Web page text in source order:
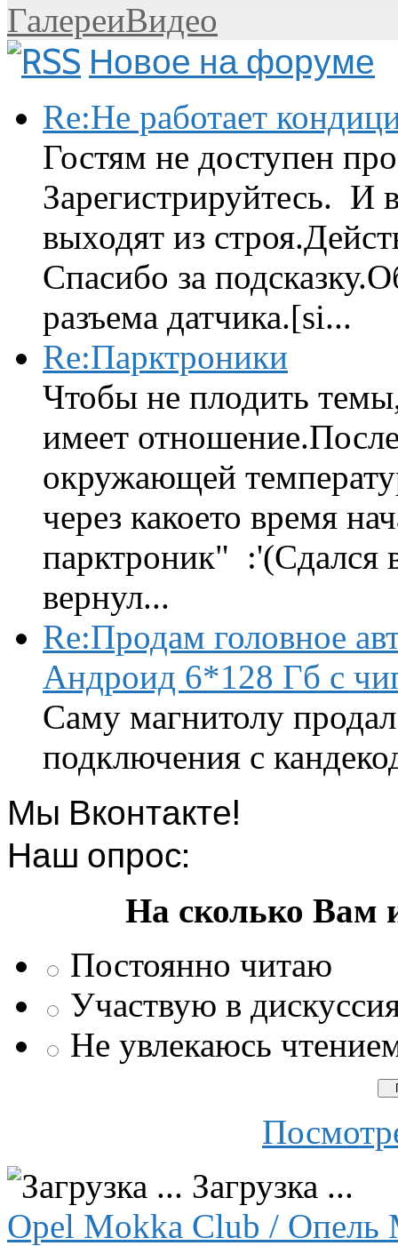
ГалереиВидео
Новое на форуме
Re:Не работает
Гостям не доступен
Зарегистрируйтесь. И
выходят из
Спасибо за
разъема датчика.[si...
Re:Парктроники
Чтобы не плодить
имеет
окружающей
через какоето время
парктроник" :'(Сдался
вернул...
Re:Продам головное
Андроид 6*128 Гб с
Саму магнитолу
подключения с
Мы Вконтакте!
Наш опрос:
На сколько Вам
Постоянно читаю
Участвую в
Не увлекаюсь
Загрузка ...
Opel Mokka Club / Опель